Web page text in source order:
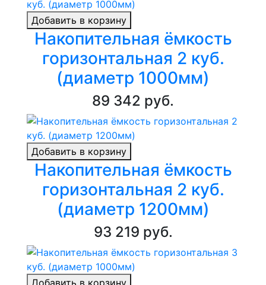
Добавить в корзину
Накопительная ёмкость
горизонтальная 2 куб.
(диаметр 1000мм)
89 342 руб.
Добавить в корзину
Накопительная ёмкость
горизонтальная 2 куб.
(диаметр 1200мм)
93 219 руб.
Добавить в корзину